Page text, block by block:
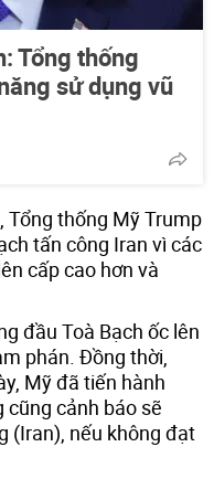
Tổng thống
sử dụng vũ
Tổng thống Mỹ Trump
tấn công Iran vì các
cấp cao hơn và
đầu Toà Bạch ốc lên
phán. Đồng thời,
Mỹ đã tiến hành
cũng cảnh báo sẽ
(Iran), nếu không đạt